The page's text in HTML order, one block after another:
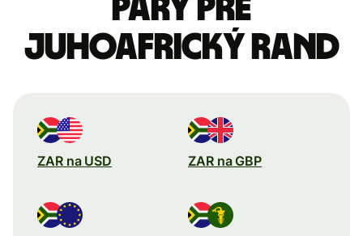
páry pre
Juhoafrický rand
ZAR na USD ZAR na GBP